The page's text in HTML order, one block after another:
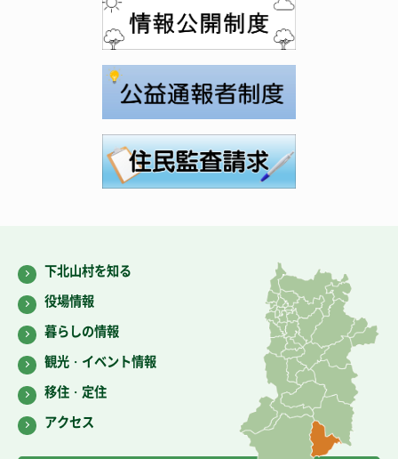
下北山村を知る
役場情報
暮らしの情報
観光・イベント情報
移住・定住
アクセス